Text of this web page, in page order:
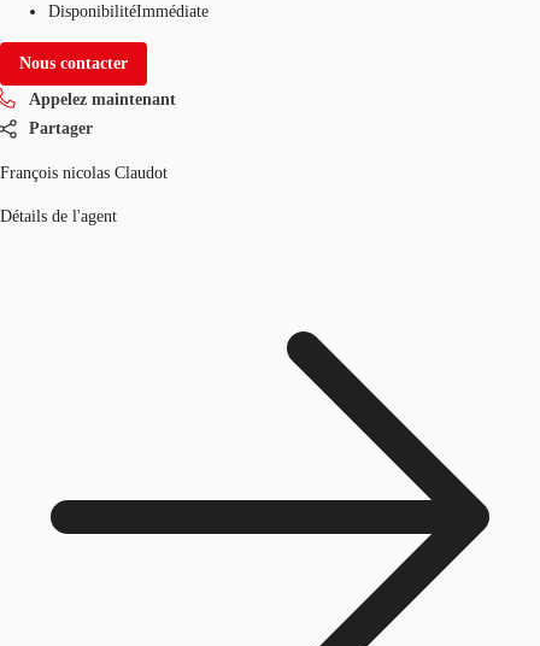
DisponibilitéImmédiate
Nous contacter
Appelez maintenant
Partager
François nicolas Claudot
Détails de l'agent